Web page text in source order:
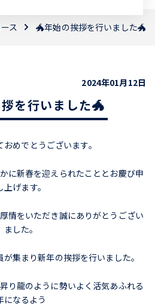
ス 🐲年始の挨拶を行いました🐲
2024年01月12日
を行いました🐲
めでとうございます。
に新春を迎えられたこととお慶び申
上げます。
情をいただき誠にありがとうござい
ました。
集まり新年の挨拶を行いました。
り龍のように勢いよく活気あふれる
になるよう